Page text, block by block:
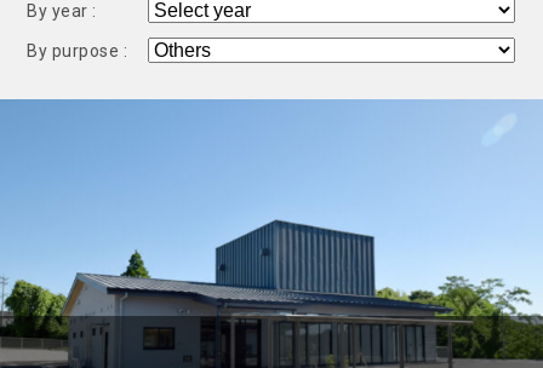
By year :
By purpose :